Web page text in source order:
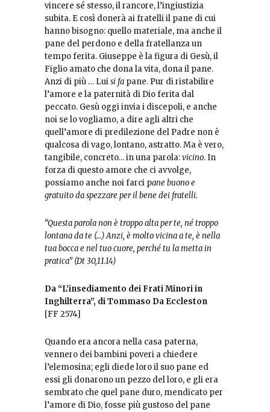
vincere sé stesso, il rancore, l’ingiustizia
subita. E così donerà ai fratelli il pane di cui
hanno bisogno: quello materiale, ma anche il
pane del perdono e della fratellanza un
tempo ferita. Giuseppe è la figura di Gesù, il
Figlio amato che dona la vita, dona il pane.
Anzi di più … Luisi fa pane. Pur di ristabilire
l’amore e la paternità di Dio ferita dal
peccato. Gesù oggi invia i discepoli, e anche
noi se lo vogliamo, a dire agli altri che
quell’amore di predilezione del Padre non è
qualcosa di vago, lontano, astratto. Ma è vero,
tangibile, concreto… in una parola:vicino. In
forza di questo amore che ci avvolge,
possiamo anche noi farci pane buono e
gratuito da spezzare per il bene dei fratelli.
“Questa parola non è troppo alta per te, né troppo
lontana da te (…) Anzi, è molto vicina a te, è nella
tua bocca e nel tuo cuore, perché tu la metta in
pratica” (Dt 30,11.14)
Da “L’insediamento dei Frati Minori in
Inghilterra”, di Tommaso Da Eccleston
[FF 2574]
Quando era ancora nella casa paterna,
vennero dei bambini poveri a chiedere
l’elemosina; egli diede loro il suo pane ed
essi gli donarono un pezzo del loro, e gli era
sembrato che quel pane duro, mendicato per
l’amore di Dio, fosse più gustoso del pane